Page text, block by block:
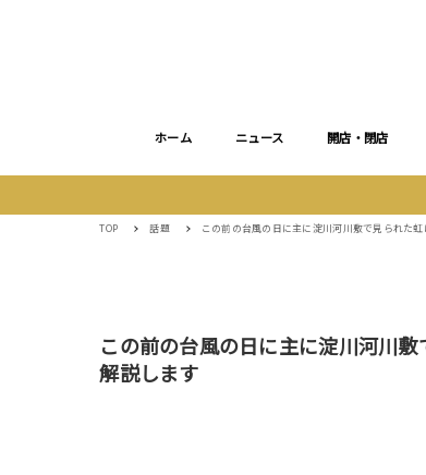
ホーム ニュース 開店・閉店
TOP 話題 この前の台風の日に主に淀川河川敷で見られた
この前の台風の日に主に淀川河川
解説します